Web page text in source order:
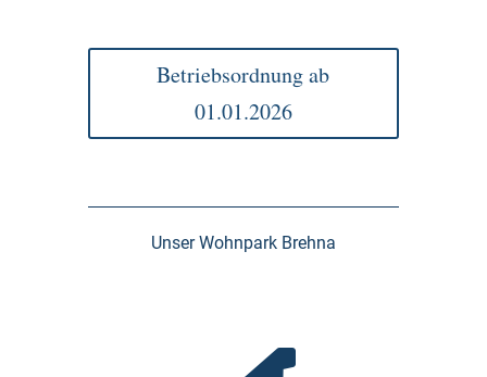
Betriebsordnung ab
01.01.2026
Unser Wohnpark Brehna